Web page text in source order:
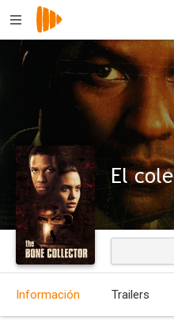
Información Trailers